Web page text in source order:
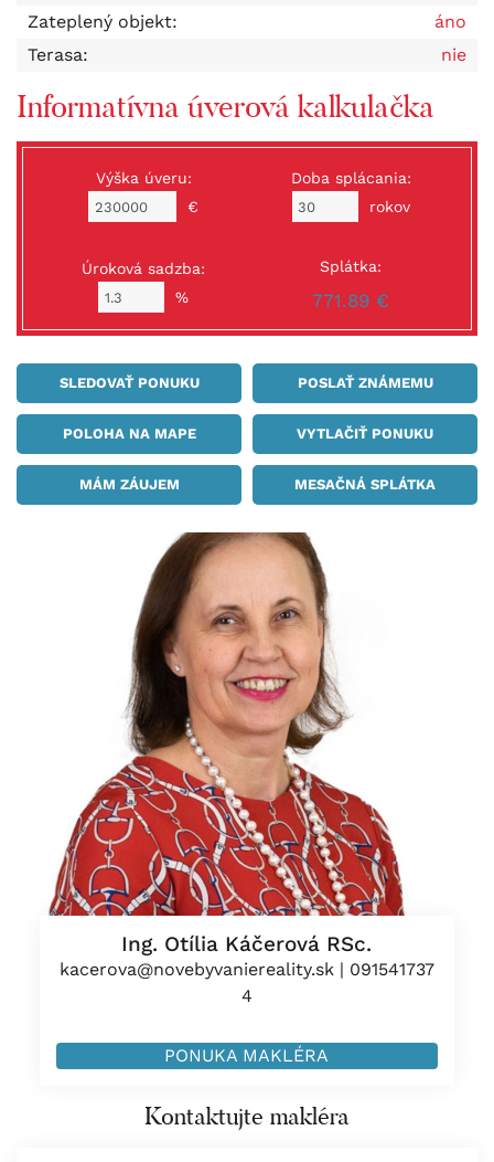
Zateplený objekt:
áno
Terasa:
nie
Informatívna úverová kalkulačka
Výška úveru:
€
Doba splácania:
rokov
Úroková sadzba:
%
Splátka:
771.89 €
SLEDOVAŤ PONUKU POSLAŤ ZNÁMEMU
POLOHA NA MAPE VYTLAČIŤ PONUKU
MÁM ZÁUJEM MESAČNÁ SPLÁTKA
Ing. Otília Káčerová RSc.
kacerova@novebyvaniereality.sk| 091541737
4
PONUKA MAKLÉRA
Kontaktujte makléra